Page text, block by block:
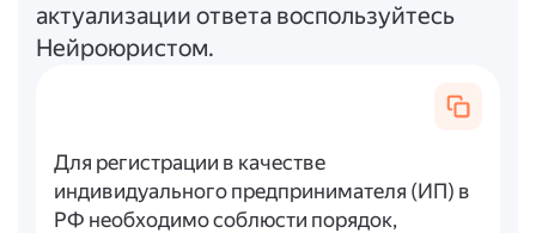
актуализации ответа воспользуйтесь
Нейроюристом.
Для регистрации в качестве
индивидуального предпринимателя (ИП) в
РФ необходимо соблюсти порядок,